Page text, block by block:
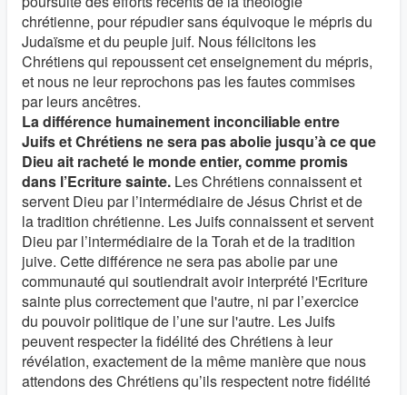
chrétienne, pour répudier sans équivoque le mépris du
Judaïsme et du peuple juif. Nous félicitons les
Chrétiens qui repoussent cet enseignement du mépris,
et nous ne leur reprochons pas les fautes commises
par leurs ancêtres.
La différence humainement inconciliable entre
Juifs et Chrétiens ne sera pas abolie jusqu’à ce que
Dieu ait racheté le monde entier, comme promis
dans l’Ecriture sainte. Les Chrétiens connaissent et
servent Dieu par l’intermédiaire de Jésus Christ et de
la tradition chrétienne. Les Juifs connaissent et servent
Dieu par l’intermédiaire de la Torah et de la tradition
juive. Cette différence ne sera pas abolie par une
communauté qui soutiendrait avoir interprété l'Ecriture
sainte plus correctement que l'autre, ni par l’exercice
du pouvoir politique de l’une sur l'autre. Les Juifs
peuvent respecter la fidélité des Chrétiens à leur
révélation, exactement de la même manière que nous
attendons des Chrétiens qu’ils respectent notre fidélité